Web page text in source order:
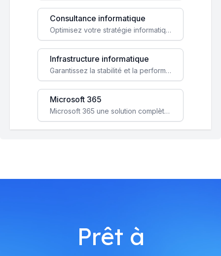
Consultance informatique
Optimisez votre stratégie informatique avec l'expertise de nos consultants pour améliorer votre efficacité et sécurité.
Infrastructure informatique
Garantissez la stabilité et la performance de votre entreprise avec une infrastructure IT sécurisée et évolutive.
Microsoft 365
Microsoft 365 une solution complète qui booste votre productivité, renforce la sécurité de vos données et facilite la collaboration.
Prêt à